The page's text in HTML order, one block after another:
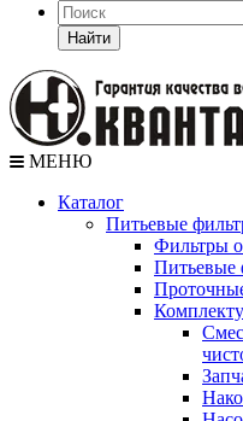
Найти
МЕНЮ
Каталог
Питьевые
Фильтры
Питьевые